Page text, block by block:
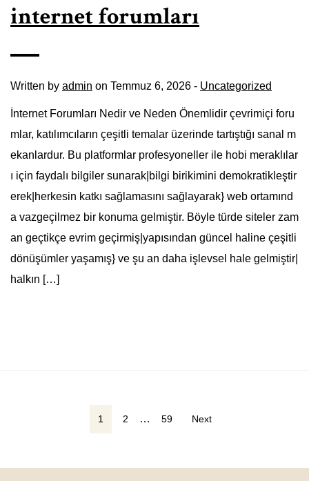
internet forumları
Written by admin on Temmuz 6, 2026 - Uncategorized
İnternet Forumları Nedir ve Neden Önemlidir çevrimiçi foru
mlar, katılımcıların çeşitli temalar üzerinde tartıştığı sanal m
ekanlardur. Bu platformlar profesyoneller ile hobi meraklılar
ı için faydalı bilgiler sunarak|bilgi birikimini demokratikleştir
erek|herkesin katkı sağlamasını sağlayarak} web ortamınd
a vazgeçilmez bir konuma gelmiştir. Böyle türde siteler zam
an geçtikçe evrim geçirmiş|yapısından güncel haline çeşitli
dönüşümler yaşamış} ve şu an daha işlevsel hale gelmiştir|
halkın […]
1 2 … 59 Next